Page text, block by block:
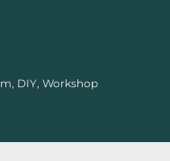
DIY, Workshop